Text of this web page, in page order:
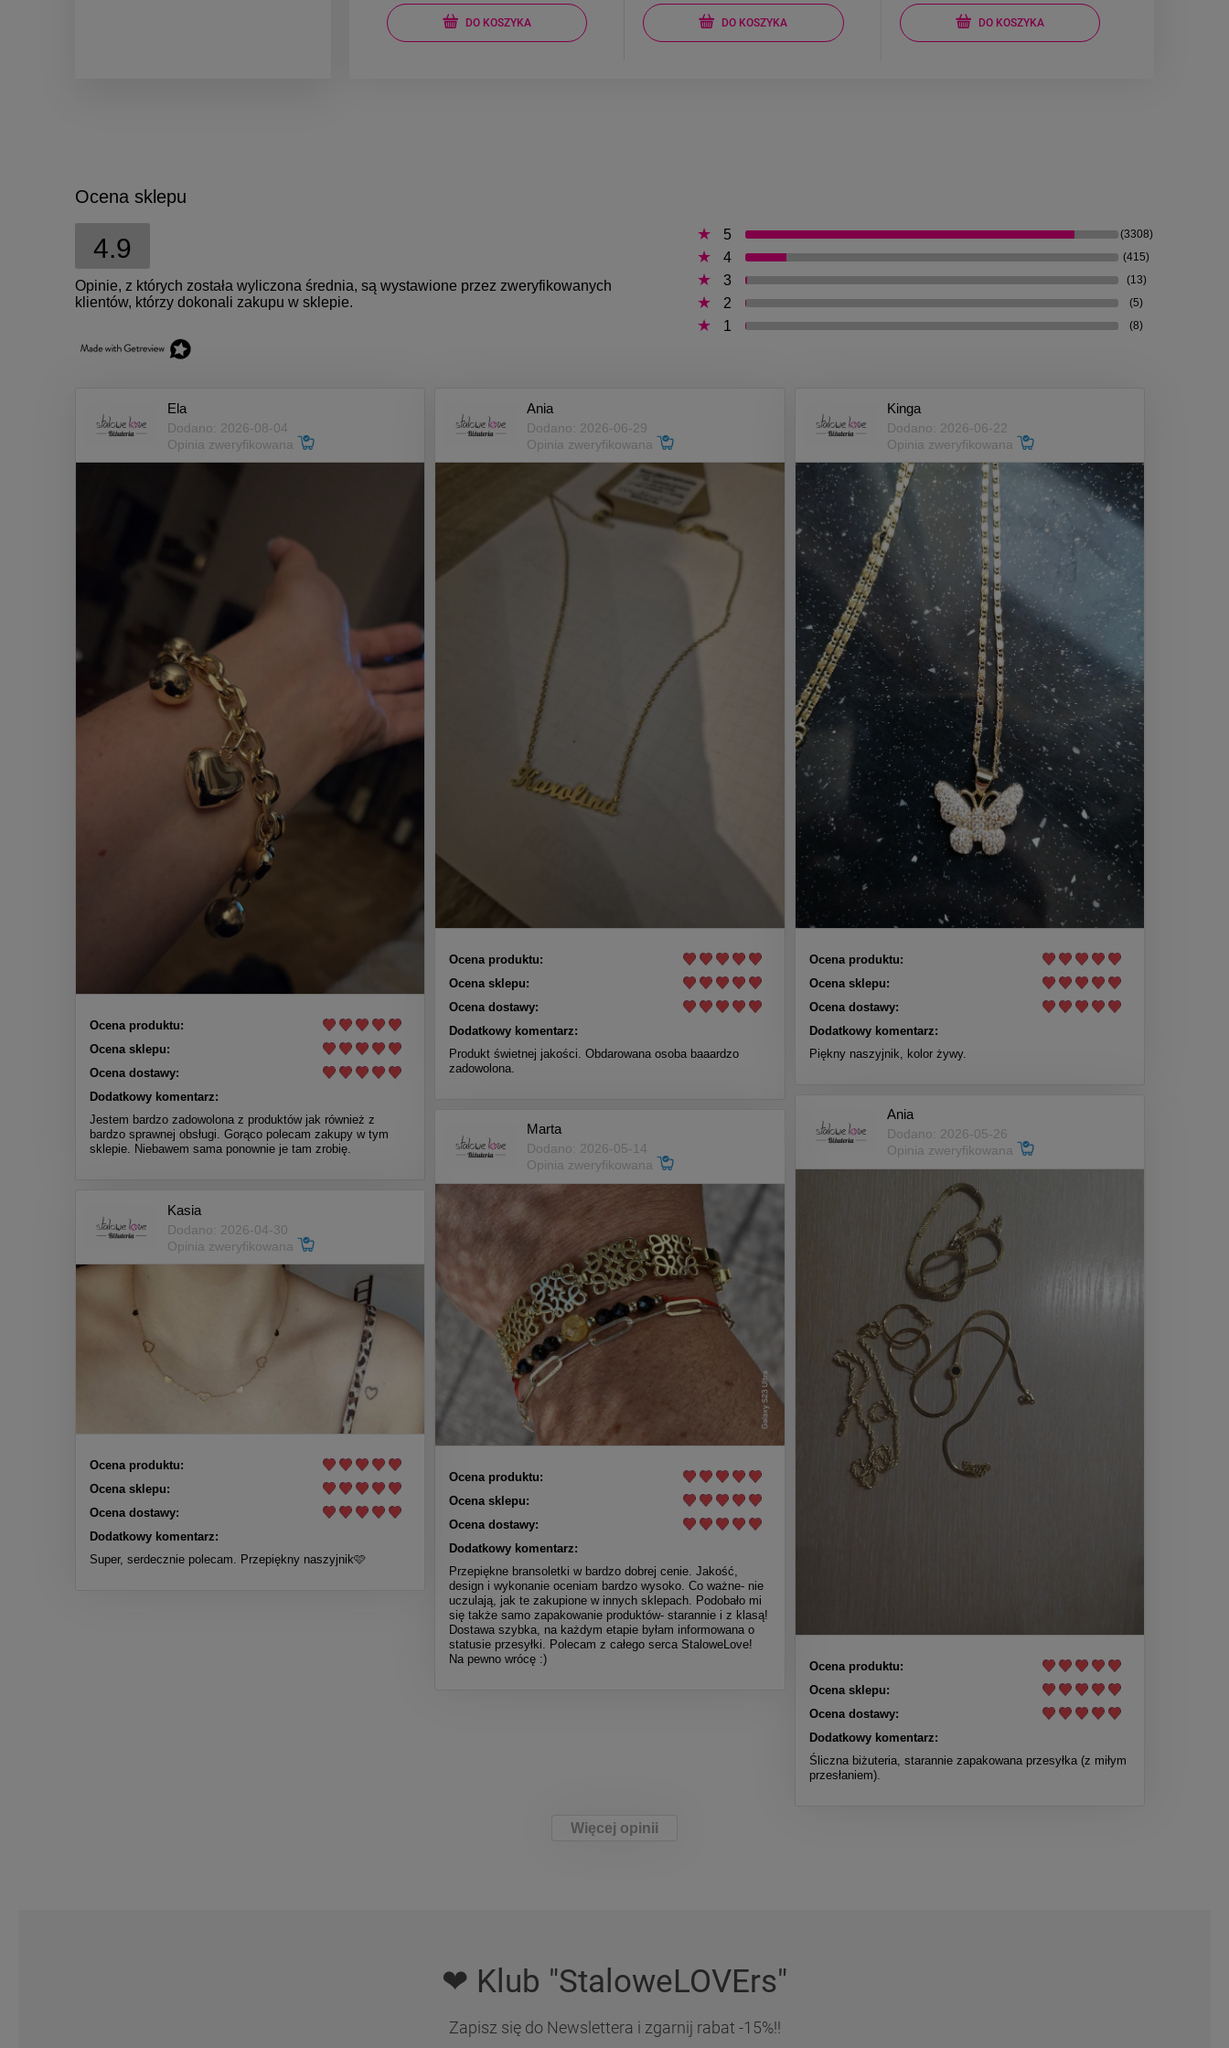
DO KOSZYKA DO KOSZYKA DO KOSZYKA
Ocena sklepu
4.9
Opinie, z których została wyliczona średnia, są wystawione przez zweryfikowanych
klientów, którzy dokonali zakupu w sklepie.
5 (3308)
4 (415)
3 (13)
2 (5)
1 (8)
Ela
Dodano: 2026-08-04
Opinia zweryfikowana
Ocena produktu:
Ocena sklepu:
Ocena dostawy:
Dodatkowy komentarz:
Jestem bardzo zadowolona z produktów jak również z
bardzo sprawnej obsługi. Gorąco polecam zakupy w tym
sklepie. Niebawem sama ponownie je tam zrobię.
Ania
Dodano: 2026-06-29
Opinia zweryfikowana
Ocena produktu:
Ocena sklepu:
Ocena dostawy:
Dodatkowy komentarz:
Produkt świetnej jakości. Obdarowana osoba baaardzo
zadowolona.
Kinga
Dodano: 2026-06-22
Opinia zweryfikowana
Ocena produktu:
Ocena sklepu:
Ocena dostawy:
Dodatkowy komentarz:
Piękny naszyjnik, kolor żywy.
Ania
Dodano: 2026-05-26
Opinia zweryfikowana
Ocena produktu:
Ocena sklepu:
Ocena dostawy:
Dodatkowy komentarz:
Śliczna biżuteria, starannie zapakowana przesyłka (z miłym
przesłaniem).
Marta
Dodano: 2026-05-14
Opinia zweryfikowana
Ocena produktu:
Ocena sklepu:
Ocena dostawy:
Dodatkowy komentarz:
Przepiękne bransoletki w bardzo dobrej cenie. Jakość,
design i wykonanie oceniam bardzo wysoko. Co ważne- nie
uczulają, jak te zakupione w innych sklepach. Podobało mi
się także samo zapakowanie produktów- starannie i z klasą!
Dostawa szybka, na każdym etapie byłam informowana o
statusie przesyłki. Polecam z całego serca StaloweLove!
Na pewno wrócę :)
Kasia
Dodano: 2026-04-30
Opinia zweryfikowana
Ocena produktu:
Ocena sklepu:
Ocena dostawy:
Dodatkowy komentarz:
Super, serdecznie polecam. Przepiękny naszyjnik🩷
Więcej opinii
❤ Klub "StaloweLOVErs"
Zapisz się do Newslettera i zgarnij rabat -15%!!